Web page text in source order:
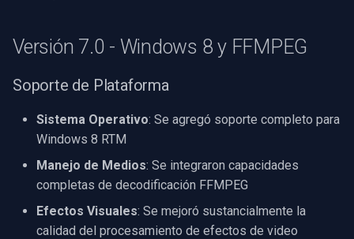
Versión 7.0 - Windows 8 y FFMPEG
Soporte de Plataforma
Sistema Operativo: Se agregó soporte completo para
Windows 8 RTM
Manejo de Medios: Se integraron capacidades
completas de decodificación FFMPEG
Efectos Visuales: Se mejoró sustancialmente la
calidad del procesamiento de efectos de video